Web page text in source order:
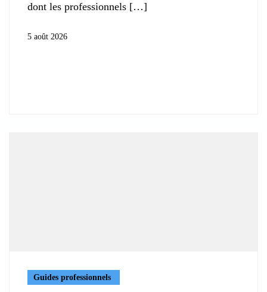
dont les professionnels
5 août 2026
Guides professionnels